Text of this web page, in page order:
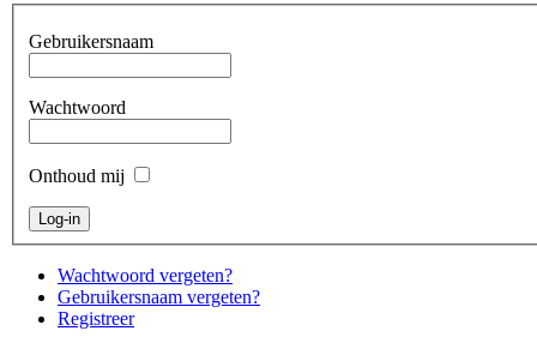
Gebruikersnaam
Wachtwoord
Onthoud mij
Wachtwoord vergeten?
Gebruikersnaam vergeten?
Registreer